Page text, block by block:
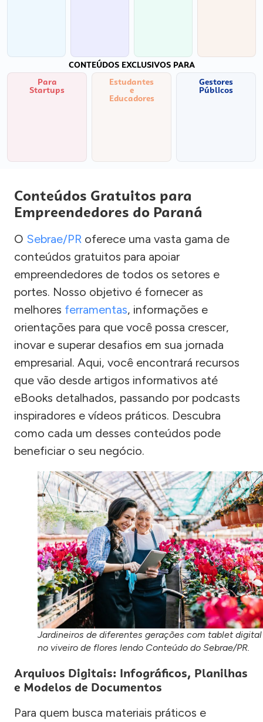
CONTEÚDOS EXCLUSIVOS PARA
Para
Startups
Estudantes
e
Educadores
Gestores
Públicos
Conteúdos Gratuitos para
Empreendedores do Paraná
O Sebrae/PR oferece uma vasta gama de
conteúdos gratuitos para apoiar
empreendedores de todos os setores e
portes. Nosso objetivo é fornecer as
melhores ferramentas, informações e
orientações para que você possa crescer,
inovar e superar desafios em sua jornada
empresarial. Aqui, você encontrará recursos
que vão desde artigos informativos até
eBooks detalhados, passando por podcasts
inspiradores e vídeos práticos. Descubra
como cada um desses conteúdos pode
beneficiar o seu negócio.
Jardineiros de diferentes gerações com tablet digital
no viveiro de flores lendo Conteúdo do Sebrae/PR.
Arquivos Digitais: Infográficos, Planilhas
e Modelos de Documentos
Para quem busca materiais práticos e